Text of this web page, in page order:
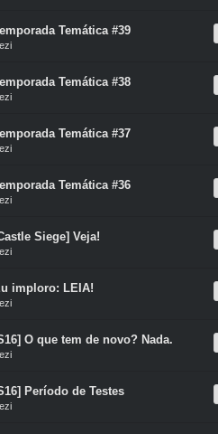
Temática #39
Temática #38
Temática #37
Temática #36
Siege] Veja!
imploro: LEIA!
O que tem de novo? Nada.
Período de Testes